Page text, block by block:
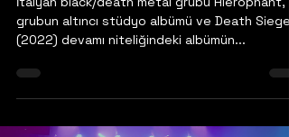
19 Mar 2025
Hierophant - Agonia
Records ile Güçlerini